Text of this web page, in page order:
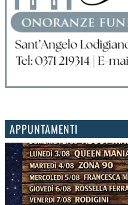
APPUNTAMENTI